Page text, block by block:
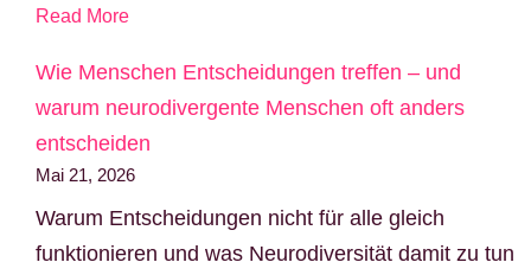
Read More
Wie Menschen Entscheidungen treffen – und
warum neurodivergente Menschen oft anders
entscheiden
Mai 21, 2026
Warum Entscheidungen nicht für alle gleich
funktionieren und was Neurodiversität damit zu tun